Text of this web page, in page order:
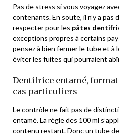
Pas de stress si vous voyagez
contenants. En soute, il n’y a pas
respecter pour les pâtes
exceptions propres à certains
pensez à bien fermer le tube et à
éviter les fuites qui pourraient
Dentifrice entamé,
cas particuliers
Le contrôle ne fait pas de
entamé. La règle des 100 ml
contenu restant. Donc un tube